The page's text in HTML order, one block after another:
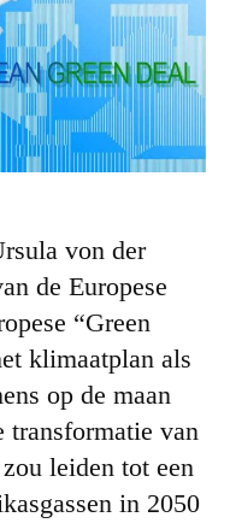
von der
de Europese
“Green
klimaatplan als
op de maan
transformatie van
leiden tot een
in 2050